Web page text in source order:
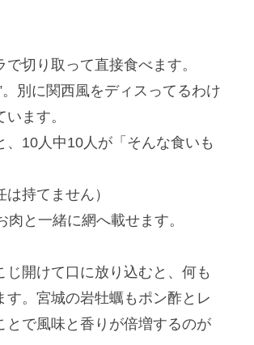
切り取って直接食べます。
別に関西風をディスってるわけ
ます。
10人中10人が「そんな食いも
持てません）
と一緒に網へ載せます。
開けて口に放り込むと、何も
。宮城の岩牡蠣もポン酢とレ
とで風味と香りが倍増するのが